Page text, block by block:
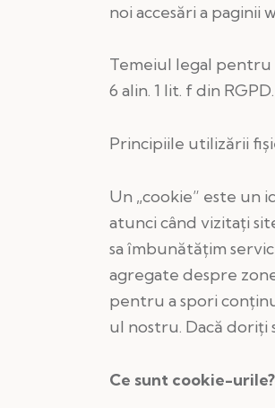
noi accesări a paginii
Temeiul legal
6 alin. 1 lit. f din RGPD.
Principiile utilizării
Un „cookie” este
atunci când vizitaţi
sa îmbunătăţim
agregate despre
pentru a spori
ul nostru. Dacă
Ce sunt cookie-urile?